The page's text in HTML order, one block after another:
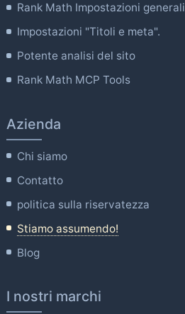
Rank Math Impostazioni generali
Impostazioni "Titoli e meta".
Potente analisi del sito
Rank Math MCP Tools
Azienda
Chi siamo
Contatto
politica sulla riservatezza
Stiamo assumendo!
Blog
I nostri marchi